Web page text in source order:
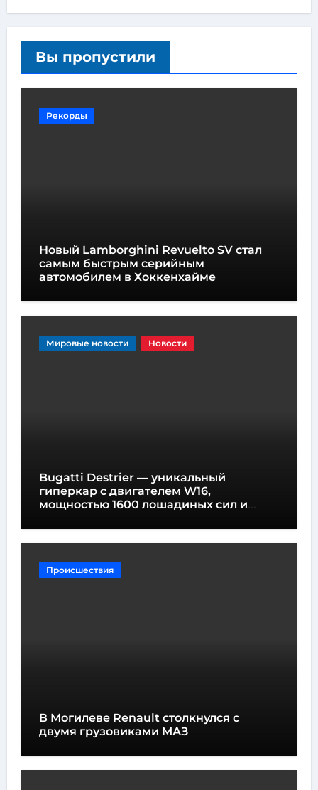
Вы пропустили
Рекорды
Новый Lamborghini Revuelto SV стал
самым быстрым серийным
автомобилем в Хоккенхайме
Мировые новости Новости
Bugatti Destrier — уникальный
гиперкар с двигателем W16,
мощностью 1600 лошадиных сил и
Происшествия
В Могилеве Renault столкнулся с
двумя грузовиками МАЗ